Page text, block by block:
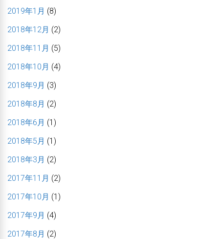
2019年1月 (8)
2018年12月 (2)
2018年11月 (5)
2018年10月 (4)
2018年9月 (3)
2018年8月 (2)
2018年6月 (1)
2018年5月 (1)
2018年3月 (2)
2017年11月 (2)
2017年10月 (1)
2017年9月 (4)
2017年8月 (2)